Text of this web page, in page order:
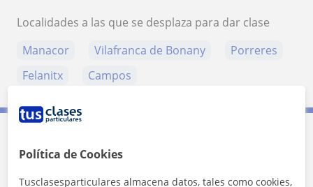
Localidades a las que se desplaza para dar clase
Manacor
Vilafranca de Bonany
Porreres
Felanitx
Campos
Contacta con Nelson
Política de Cookies
Tusclasesparticulares almacena datos, tales como cookies,